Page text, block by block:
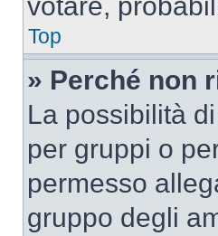
Top
» Perché non
La possibilità
per gruppi o
permesso
gruppo degli